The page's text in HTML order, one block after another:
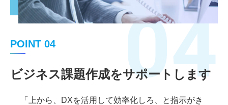
POINT 04
ビジネス課題作成をサポートします
04
「上から、DXを活用して効率化しろ、と指示がき